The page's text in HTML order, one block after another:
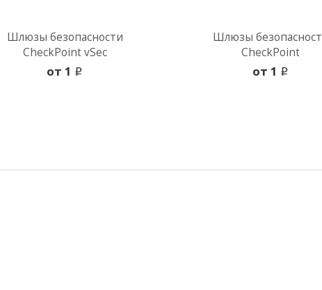
Шлюзы безопасности
CheckPoint vSec
oт 1 i
Шлюзы
CheckPoint
oт 1 i